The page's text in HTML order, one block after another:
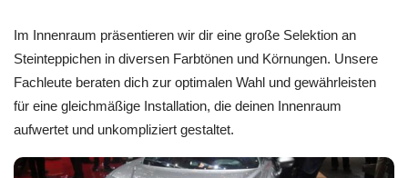
Im Innenraum präsentieren wir dir eine große Selektion an
Steinteppichen in diversen Farbtönen und Körnungen. Unsere
Fachleute beraten dich zur optimalen Wahl und gewährleisten
für eine gleichmäßige Installation, die deinen Innenraum
aufwertet und unkompliziert gestaltet.